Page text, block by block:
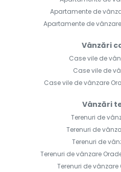
Apartamente de
Apartamente de
Vânzări
Case vile de
Case vile de
Case vile de vânzare
Vânzări
Terenuri de
Terenuri de
Terenuri de
Terenuri de vânzare
Terenuri de